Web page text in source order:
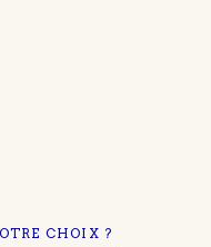
CHOIX ?